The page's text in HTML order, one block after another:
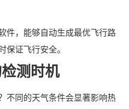
件，能够自动生成最优飞行路
保证飞行安全。
测时机
不同的天气条件会显著影响热